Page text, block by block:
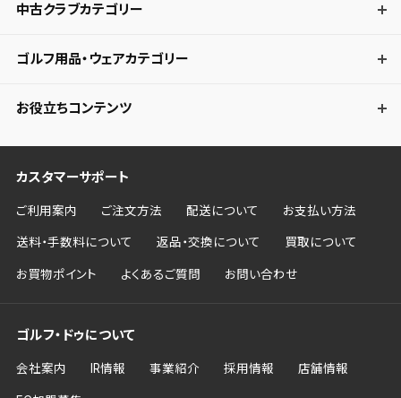
中古クラブカテゴリー
ゴルフ用品・ウェアカテゴリー
お役立ちコンテンツ
カスタマーサポート
ご利用案内 ご注文方法 配送について お支払い方法
送料・手数料について 返品・交換について 買取について
お買物ポイント よくあるご質問 お問い合わせ
ゴルフ・ドゥについて
会社案内 IR情報 事業紹介 採用情報 店舗情報